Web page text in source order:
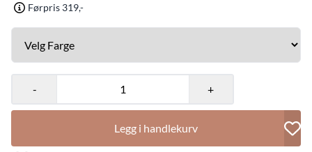
Førpris 319,-
- +
Legg i handlekurv